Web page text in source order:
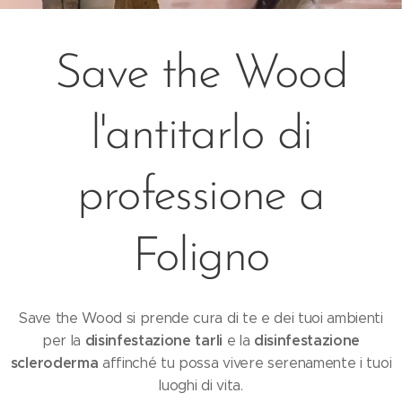
Save the Wood
l'antitarlo di
professione a
Foligno
Save the Wood si prende cura di te e dei tuoi ambienti
per la disinfestazione tarli e la disinfestazione
scleroderma affinché tu possa vivere serenamente i tuoi
luoghi di vita.